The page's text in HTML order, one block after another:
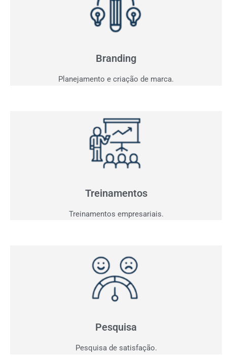
Branding
Planejamento e criação de marca.
Sua marca fala com seu consumidor? Entendemos o
Treinamentos
Treinamentos empresariais.
Agora que você já tem clientes interessados,
Pesquisa
Pesquisa de satisfação.
Pesquisa de Satisfação
Entender para atender e consequentemente vender!